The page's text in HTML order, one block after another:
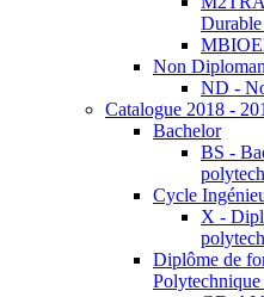
Non
ND -
Catalogue 2018 -
Bachelor
BS -
Cycle
X -
Diplôme de